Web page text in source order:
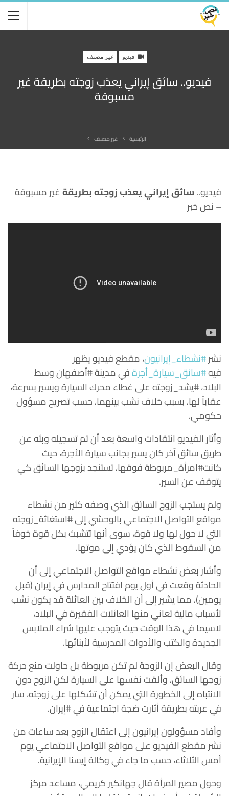
فيديو غير مصنف
فيديو.. سائق إيراني يعذب زوجته بطريقة غير
مسبوقة
الرئيسية غير مصنف
فيديو..سائق إيراني يعذب زوجته بطريقةغير مسبوقة
– نص خبر
نشر#نشطاء_إيرانيون، مقطع فيديو يظهر
فيه#سائق_سيارة_أجرةفي مدينة #أصفهان وسط
البلاد، #يشد_زوجته على غطاء محرك السيارة ويسير بسرعة،
عقاباً لها، بسبب خلاف نشب بينهما، حسب تصريح مسؤول
حكومي.
وأثار الفيديو انتقادات واسعة بعد أن تم تسجيله وبثه عن
طريق سائق آخر كان يسير بجانب سيارة الأجرة، حيث
كانت#امرأة_مربوطة فوقها، تستنجد بزوجها السائق كي
يتوقف عن السير.
ولم يستجب الزوج السائق الذي وصفه كثير من نشطاء
مواقع التواصل الاجتماعي بالوحشي إلى #استغاثة_زوجته
التي لا حول لها ولا قوة، سوى أنها تتشبث بكل قوة خوفاً
من السقوط الذي كان يؤدي إلى موتها.
وأشار بعض نشطاء مواقع التواصل الاجتماعي إلى أن
الحادثة وقعت في أول يوم افتتاح المدارس في إيران (قبل
يومين)، مما يشير إلى أن الخلاف بين العائلة قد يكون نشب
لأسباب مالية تعاني منها العائلات الفقيرة في البلاد،
لاسيما في هذا الوقت حيث يتوجب عليها شراء الملابس
الجديدة والكتب والأدوات المدرسية لأبنائها.
وقال البعض إن الزوجة لم تكن مربوطة بل حاولت منع حركة
زوجها السائق، وألقت نفسها على السيارة لكن الزوج دون
الانتباه إلى الخطورة التي يمكن أن تشكلها على زوجته، سار
في عربته بطريقة أثارت ضجة اجتماعية في #إيران.
وأفاد مسؤولون إيرانيون إلى اعتقال الزوج بعد ساعات من
نشر مقطع الفيديو على مواقع التواصل الاجتماعي يوم
أمس الثلاثاء، حسب ما جاء في وكالة إيسنا الإيرانية.
وحول مصير المرأة قال جهانكير كريمي، مساعد مركز